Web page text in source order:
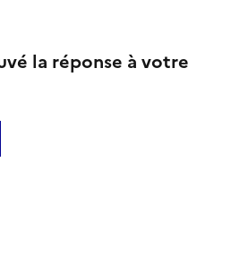
la réponse à votre